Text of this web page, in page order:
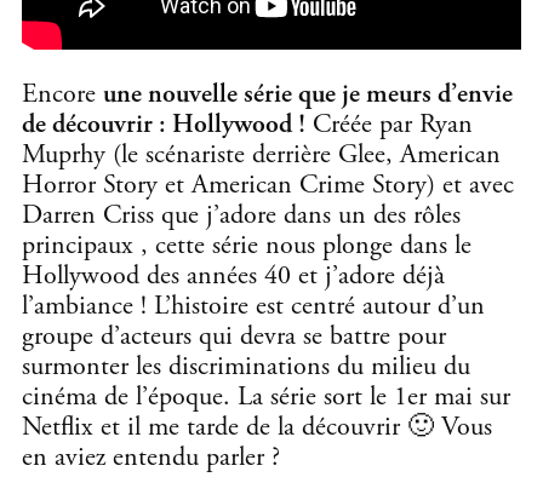
Encore une nouvelle série que je meurs d’envie
de découvrir : Hollywood ! Créée par Ryan
Muprhy (le scénariste derrière Glee, American
Horror Story et American Crime Story) et avec
Darren Criss que j’adore dans un des rôles
principaux , cette série nous plonge dans le
Hollywood des années 40 et j’adore déjà
l’ambiance ! L’histoire est centré autour d’un
groupe d’acteurs qui devra se battre pour
surmonter les discriminations du milieu du
cinéma de l’époque. La série sort le 1er mai sur
Netflix et il me tarde de la découvrir 🙂 Vous
en aviez entendu parler ?